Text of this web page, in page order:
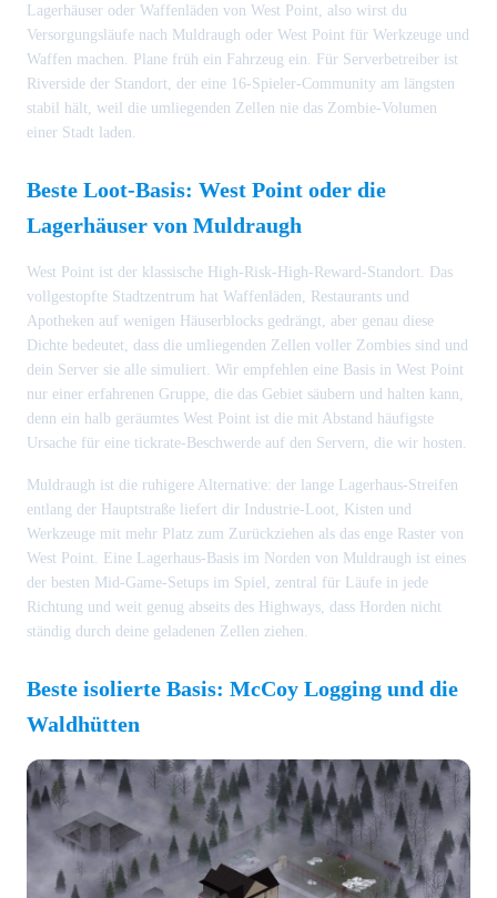
Lagerhäuser oder Waffenläden von West Point, also wirst du
Versorgungsläufe nach Muldraugh oder West Point für Werkzeuge und
Waffen machen. Plane früh ein Fahrzeug ein. Für Serverbetreiber ist
Riverside der Standort, der eine 16-Spieler-Community am längsten
stabil hält, weil die umliegenden Zellen nie das Zombie-Volumen
einer Stadt laden.
Beste Loot-Basis: West Point oder die
Lagerhäuser von Muldraugh
West Point ist der klassische High-Risk-High-Reward-Standort. Das
vollgestopfte Stadtzentrum hat Waffenläden, Restaurants und
Apotheken auf wenigen Häuserblocks gedrängt, aber genau diese
Dichte bedeutet, dass die umliegenden Zellen voller Zombies sind und
dein Server sie alle simuliert. Wir empfehlen eine Basis in West Point
nur einer erfahrenen Gruppe, die das Gebiet säubern und halten kann,
denn ein halb geräumtes West Point ist die mit Abstand häufigste
Ursache für eine tickrate-Beschwerde auf den Servern, die wir hosten.
Muldraugh ist die ruhigere Alternative: der lange Lagerhaus-Streifen
entlang der Hauptstraße liefert dir Industrie-Loot, Kisten und
Werkzeuge mit mehr Platz zum Zurückziehen als das enge Raster von
West Point. Eine Lagerhaus-Basis im Norden von Muldraugh ist eines
der besten Mid-Game-Setups im Spiel, zentral für Läufe in jede
Richtung und weit genug abseits des Highways, dass Horden nicht
ständig durch deine geladenen Zellen ziehen.
Beste isolierte Basis: McCoy Logging und die
Waldhütten